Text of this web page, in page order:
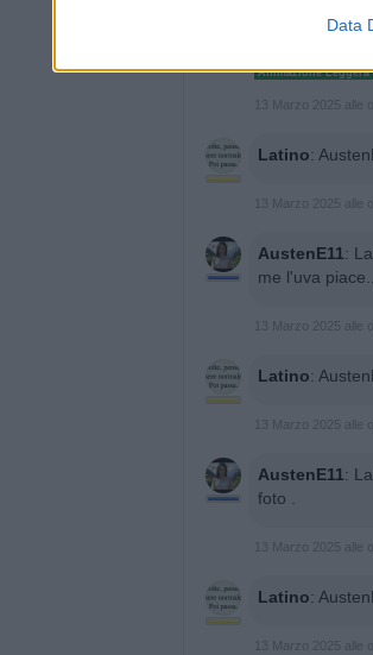
Data
Animazione Leggera
13 Marzo 2025 alle
Latino:
13 Marzo 2025 alle
AustenE11:
me l'uva
13 Marzo 2025 alle
Latino:
13 Marzo 2025 alle
AustenE11:
foto .
13 Marzo 2025 alle
Latino:
13 Marzo 2025 alle